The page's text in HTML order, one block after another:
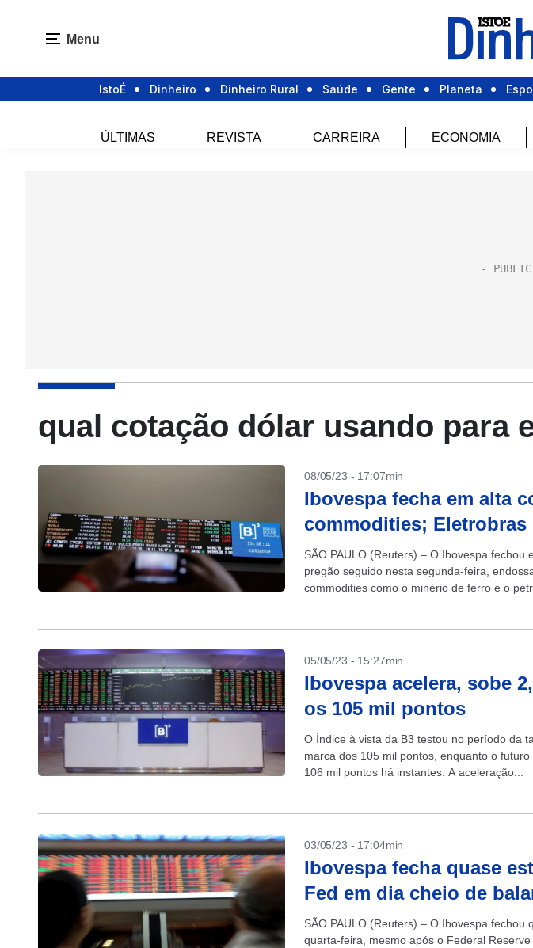
Menu
IstoÉ Dinheiro Dinheiro Rural Saúde Gente Planeta
ÚLTIMAS REVISTA CARREIRA ECONOMIA
qual cotação dólar usando para
08/05/23 - 17:07min
Ibovespa fecha em alta
commodities; Eletrobras
SÃO PAULO (Reuters) – O Ibovespa fechou
pregão seguido nesta segunda-feira,
commodities como o minério de ferro e o
05/05/23 - 15:27min
Ibovespa acelera, sobe
os 105 mil pontos
O Índice à vista da B3 testou no período da
marca dos 105 mil pontos, enquanto o
106 mil pontos há instantes. A aceleração...
03/05/23 - 17:04min
Ibovespa fecha quase
Fed em dia cheio de
SÃO PAULO (Reuters) – O Ibovespa fechou
quarta-feira, mesmo após o Federal